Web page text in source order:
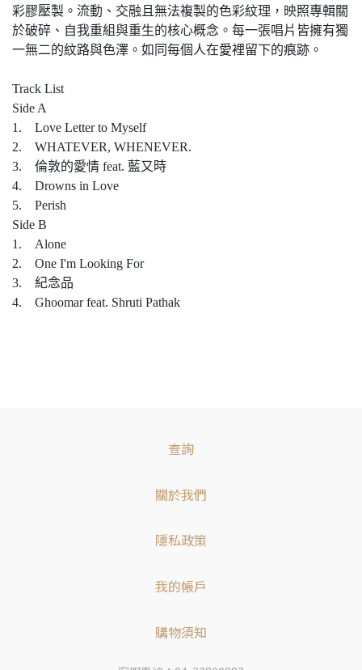
彩膠壓製。流動、交融且無法複製的色彩紋理，映照專輯關
於破碎、自我重組與重生的核心概念。每一張唱片皆擁有獨
一無二的紋路與色澤。如同每個人在愛裡留下的痕跡。
Track List
Side A
1. Love Letter to Myself
2. WHATEVER, WHENEVER.
3. 倫敦的愛情 feat. 藍又時
4. Drowns in Love
5. Perish
Side B
1. Alone
2. One I'm Looking For
3. 紀念品
4. Ghoomar feat. Shruti Pathak
查詢
關於我們
隱私政策
我的帳戶
購物須知